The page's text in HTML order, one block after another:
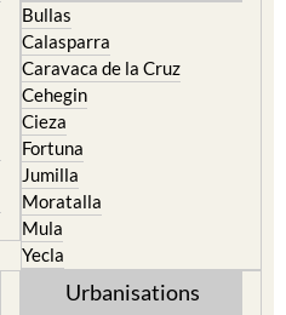
Bullas
Calasparra
Caravaca de la Cruz
Cehegin
Cieza
Fortuna
Jumilla
Moratalla
Mula
Yecla
Urbanisations